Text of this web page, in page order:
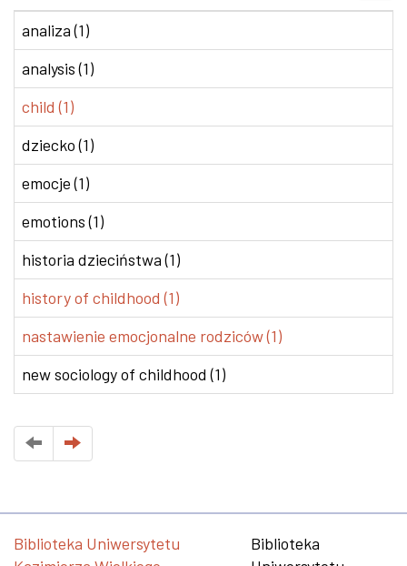
analiza (1)
analysis (1)
child (1)
dziecko (1)
emocje (1)
emotions (1)
historia dzieciństwa (1)
history of childhood (1)
nastawienie emocjonalne rodziców (1)
new sociology of childhood (1)
Biblioteka Uniwersytetu
Biblioteka